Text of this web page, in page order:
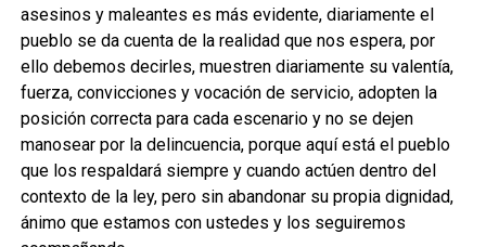
asesinos y maleantes es más evidente, diariamente el
pueblo se da cuenta de la realidad que nos espera, por
ello debemos decirles, muestren diariamente su valentía,
fuerza, convicciones y vocación de servicio, adopten la
posición correcta para cada escenario y no se dejen
manosear por la delincuencia, porqueaquí está el pueblo
que los respaldará siempre y cuando actúen dentro del
contexto de la ley, pero sin abandonar su propia dignidad,
ánimo que estamos con ustedes y los seguiremos